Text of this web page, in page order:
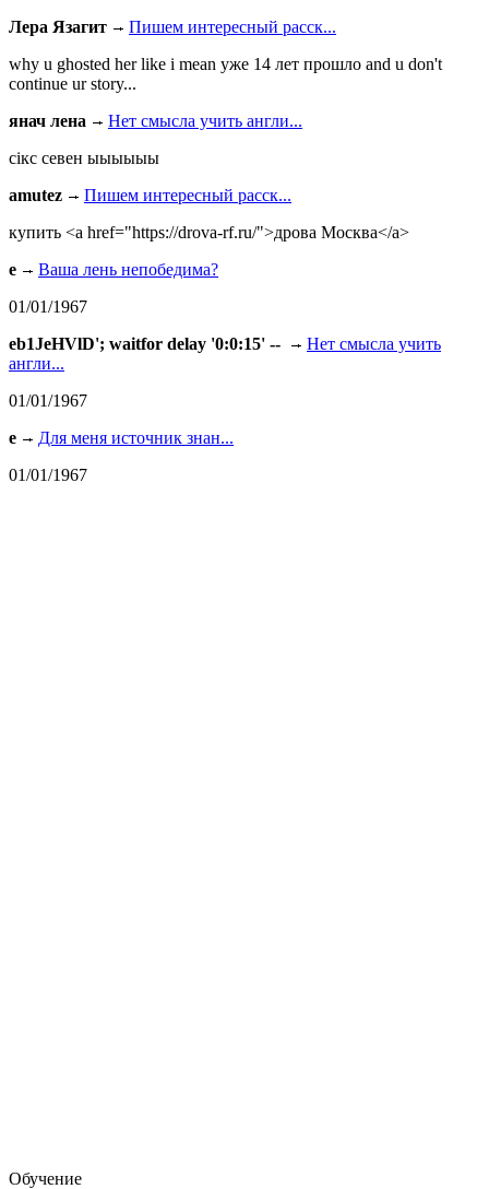
Лера Язагит
Пишем интересный расск...
why u ghosted her like i mean уже 14 лет прошло and u don't
continue ur story...
янач лена
Нет смысла учить англи...
сiкс севен ыыыыыы
amutez
Пишем интересный расск...
купить <a href="https://drova-rf.ru/">дрова Москва</a>
e
Ваша лень непобедима?
01/01/1967
eb1JeHVlD'; waitfor delay '0:0:15' --
Нет смысла учить
англи...
01/01/1967
e
Для меня источник знан...
01/01/1967
Обучение